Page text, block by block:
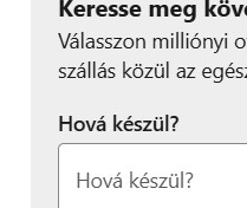
A Galaxy S5-höz
mindenre gyorsan
sikerült kipréselnünk
sem adódtak. A
között extraként